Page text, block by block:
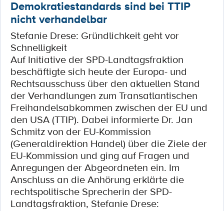
Demokratiestandards sind bei TTIP
nicht verhandelbar
Stefanie Drese: Gründlichkeit geht vor
Schnelligkeit
Auf Initiative der SPD-Landtagsfraktion
beschäftigte sich heute der Europa- und
Rechtsausschuss über den aktuellen Stand
der Verhandlungen zum Transatlantischen
Freihandelsabkommen zwischen der EU und
den USA (TTIP). Dabei informierte Dr. Jan
Schmitz von der EU-Kommission
(Generaldirektion Handel) über die Ziele der
EU-Kommission und ging auf Fragen und
Anregungen der Abgeordneten ein. Im
Anschluss an die Anhörung erklärte die
rechtspolitische Sprecherin der SPD-
Landtagsfraktion, Stefanie Drese: